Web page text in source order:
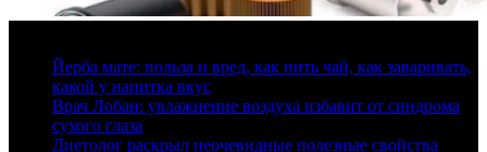
Йерба мате: польза и вред, как пить чай, как заваривать,
какой у напитка вкус
Врач Лобан: увлажнение воздуха избавит от синдрома
сухого глаза
Диетолог раскрыл неочевидные полезные свойства